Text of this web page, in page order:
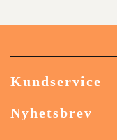
Kundservice
Nyhetsbrev